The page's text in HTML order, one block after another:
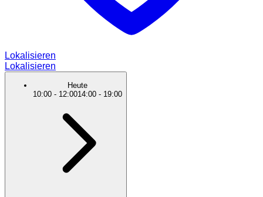
Lokalisieren
Lokalisieren
Heute
10:00 - 12:0014:00 - 19:00